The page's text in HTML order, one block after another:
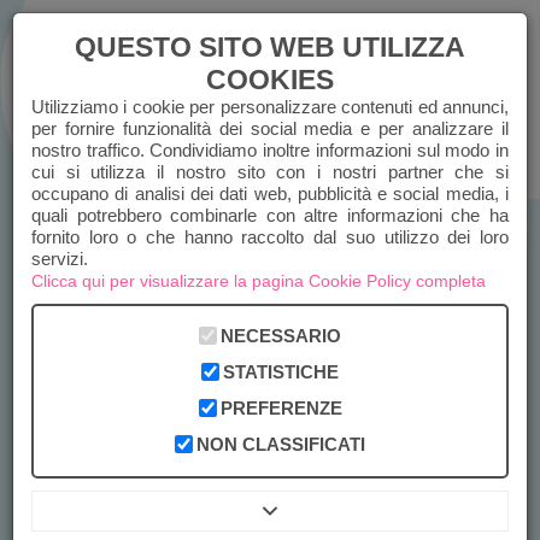
ACCEDI REGISTRATI
CHIAMACI
QUESTO SITO WEB UTILIZZA
COOKIES
Utilizziamo i cookie per personalizzare contenuti ed annunci,
per fornire funzionalità dei social media e per analizzare il
nostro traffico. Condividiamo inoltre informazioni sul modo in
cui si utilizza il nostro sito con i nostri partner che si
occupano di analisi dei dati web, pubblicità e social media, i
quali potrebbero combinarle con altre informazioni che ha
fornito loro o che hanno raccolto dal suo utilizzo dei loro
servizi.
Clicca qui per visualizzare la pagina Cookie Policy completa
NECESSARIO
STATISTICHE
PREFERENZE
NON CLASSIFICATI